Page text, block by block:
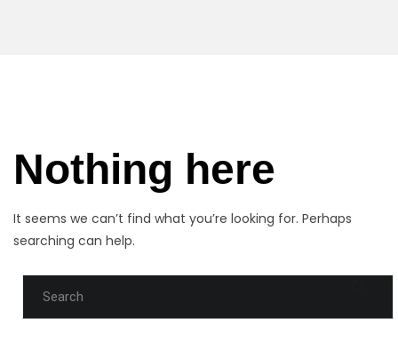
Nothing here
It seems we can’t find what you’re looking for. Perhaps
searching can help.
Buscar